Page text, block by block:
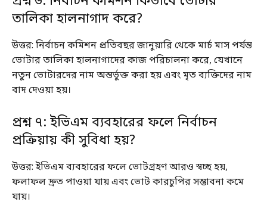
তালিকা হালনাগাদ করে?
উত্তর: নির্বাচন কমিশন প্রতিবছর জানুয়ারি থেকে মার্চ মাস পর্যন্ত
ভোটার তালিকা হালনাগাদের কাজ পরিচালনা করে, যেখানে
নতুন ভোটারদের নাম অন্তর্ভুক্ত করা হয় এবং মৃত ব্যক্তিদের নাম
বাদ দেওয়া হয়।
প্রশ্ন ৭: ইভিএম ব্যবহারের ফলে নির্বাচন
প্রক্রিয়ায় কী সুবিধা হয়?
উত্তর: ইভিএম ব্যবহারের ফলে ভোটগ্রহণ আরও স্বচ্ছ হয়,
ফলাফল দ্রুত পাওয়া যায় এবং ভোট কারচুপির সম্ভাবনা কমে
যায়।